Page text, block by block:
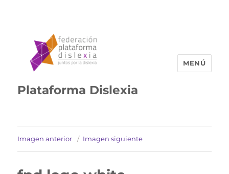
Plataforma Dislexia
MENÚ
Imagen anterior Imagen siguiente